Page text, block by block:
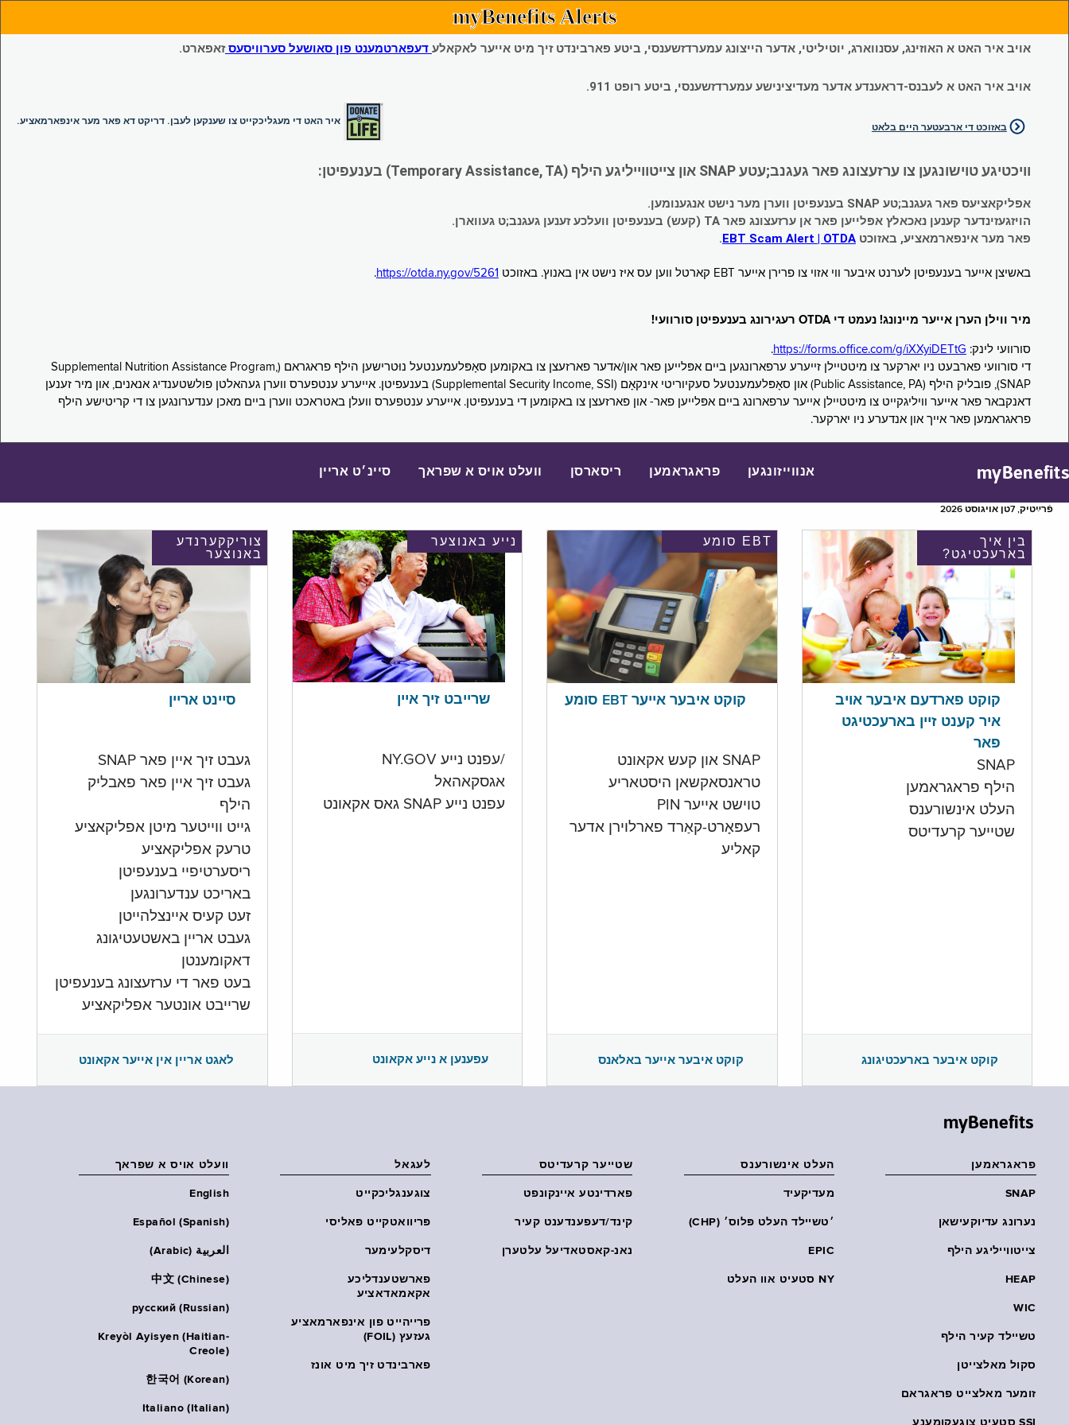
myBenefits Alerts
אויב איר האט א האוזינג, עסנווארג, יוטיליטי, אדער הייצונג עמערדזשענסי, ביטע פארבינדט זיך מיט אייער לאקאלע דעפארטמענט פון סאושעל סערוויסעסזאפארט.
אויב איר האט א לעבנס-דראענדע אדער מעדיצינישע עמערדזשענסי, ביטע רופט 911.
איר האט די מעגליכקייט צו שענקען לעבן. דריקט דא פאר מער אינפארמאציע.
באזוכט די ארבעטער היים בלאט
וויכטיגע טוישונגען צו ערזעצונג פאר געגנב;עטע SNAP און צייטווייליגע הילף (Temporary Assistance, TA) בענעפיטן:
אפליקאציעס פאר געגנב;טע SNAP בענעפיטן ווערן מער נישט אנגענומען.
הויזגעזינדער קענען נאכאלץ אפּלייען פאר אן ערזעצונג פאר TA (קעש) בענעפיטן וועלכע זענען געגנב;ט געווארן.
פאר מער אינפארמאציע, באזוכטEBT Scam Alert | OTDA
.
באשיצן אייער בענעפיטן לערנט איבער ווי אזוי צו פרירן אייער EBT קארטל ווען עס איז נישט אין באנוץ. באזוכט https://otda.ny.gov/5261
.
מיר ווילן הערן אייער מיינונג! נעמט די OTDA רעגירונג בענעפיטן סורוועי!
סורוועי לינק: https://forms.office.com/g/iXXyiDETtG
.
די סורוועי פארבעט ניו יארקער צו מיטטיילן זייערע ערפארונגען ביים אפּלייען פאר און/אדער פארזעצן צו באקומען סאָפּלעמענטעל נוּטרישען הילף פראגראם (Supplemental Nutrition Assistance Program,
SNAP), פובליק הילף (Public Assistance, PA) און סאָפּלעמענטעל סעקיוריטי אינקאָם (Supplemental Security Income, SSI) בענעפיטן. אייערע ענטפערס ווערן געהאלטן פולשטענדיג אנאנים, און מיר זענען
דאנקבאר פאר אייער וויליגקייט צו מיטטיילן אייער ערפארונג ביים אפּלייען פאר- און פארזעצן צו באקומען די בענעפיטן. אייערע ענטפערס וועלן באטראכט ווערן ביים מאכן ענדערונגען צו די קריטישע הילף
פראגראמען פאר אייך און אנדערע ניו יארקער.
myBenefits אנווייזונגען פראגראמען ריסארסן וועלט אויס א שפראך סיינ׳ט אריין
פֿרײַטיק, 7טן אויגוסט 2026
צוריקקערנדע
באנוצער
סיינט אריין
געבט זיך איין פאר SNAP
געבט זיך איין פאר פאבליק
הילף
גייט ווייטער מיטן אפליקאציע
טרעק אפליקאציע
ריסערטיפיי בענעפיטן
באריכט ענדערונגען
זעט קעיס איינצלהייטן
געבט אריין באשטעטיגונג
דאקומענטן
בעט פאר די ערזעצונג בענעפיטן
שרייבט אונטער אפליקאציע
לאגט אריין אין אייער אקאונט
נייע באנוצער
שרייבט זיך איין
/עפנט נייע NY.GOV
אגסקאהאל
עפנט נייע SNAP גאס אקאונט
עפענען א נייע אקאונט
EBT סומע
קוקט איבער אייער EBT סומע
SNAP און קעש אקאונט
טראנסאקשאן היסטאריע
טוישט אייער PIN
רעפּאָרט-קאַרד פארלוירן אדער
קאליע
קוקט איבער אייער באלאנס
בין איך
בארעכטיגט?
קוקט פארדעם איבער אויב
איר קענט זיין בארעכטיגט
פאר
SNAP
הילף פראגראמען
העלט אינשורענס
שטייער קרעדיטס
קוקט איבער בארעכטיגונג
myBenefits
פראגראמען
SNAP
נערונג עדיוקעישאן
צייטווייליגע הילף
HEAP
WIC
טשיילד קעיר הילף
סקול מאלצייטן
זומער מאלצייט פראגראם
SSI סטעיט צוגעקומענע
העלט אינשורענס
מעדיקעיד
׳טשיילד העלט פּלוס׳ (CHP)
EPIC
NY סטעיט אוו העלט
שטייער קרעדיטס
פארדינטע איינקונפט
קינד/דעפענדענט קעיר
נאנ-קאסטאדיעל עלטערן
לעגאל
צוגענגליכקייט
פּריוואטקייט פּאליסי
דיסקלעימער
פארשטענדליכע
אקאמאדאציע
פרייהייט פון אינפארמאציע
געזעץ (FOIL)
פארבינדט זיך מיט אונז
וועלט אויס א שפראך
English
Español (Spanish)
العربية (Arabic)
中文 (Chinese)
русский (Russian)
Kreyòl Ayisyen (Haitian-
Creole)
한국어 (Korean)
Italiano (Italian)